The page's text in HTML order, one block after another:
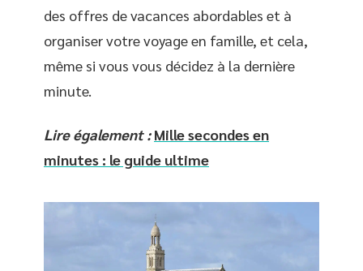
des offres de vacances abordables et à
organiser votre voyage en famille, et cela,
même si vous vous décidez à la dernière
minute.
Lire également : Mille secondes en
minutes : le guide ultime